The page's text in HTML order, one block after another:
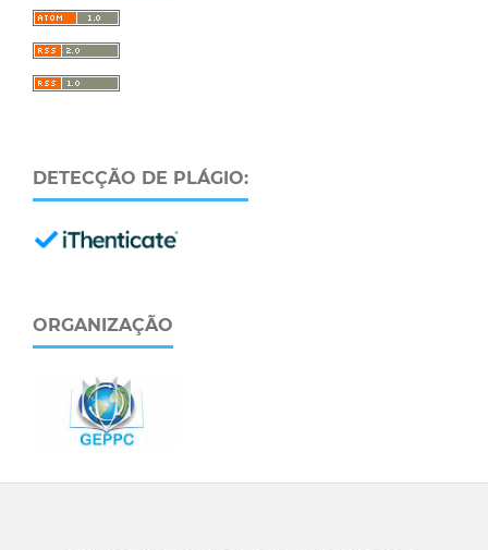
DETECÇÃO DE PLÁGIO:
ORGANIZAÇÃO